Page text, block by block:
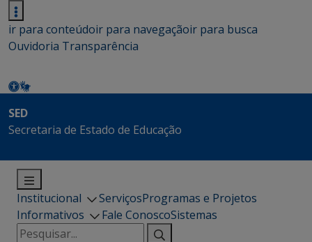
ir para conteúdoir para navegaçãoir para busca
Ouvidoria Transparência
SED
Secretaria de Estado de Educação
Institucional ServiçosProgramas e Projetos
Informativos
Fale ConoscoSistemas
Pesquisar